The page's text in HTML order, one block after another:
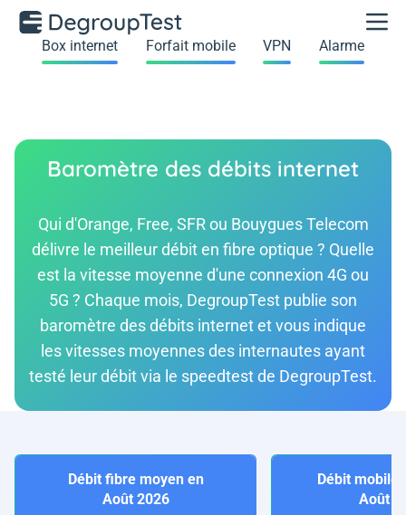
Box internet Forfait mobile VPN Alarme
Baromètre des débits internet
Qui d'Orange, Free, SFR ou Bouygues Telecom
délivre le meilleur débit en fibre optique ? Quelle
est la vitesse moyenne d'une connexion 4G ou
5G ? Chaque mois, DegroupTest publie son
baromètre des débits internet et vous indique
les vitesses moyennes des internautes ayant
testé leur débit via le speedtest de DegroupTest.
Débit fibre moyen en
Août 2026
Débit mobile
Août